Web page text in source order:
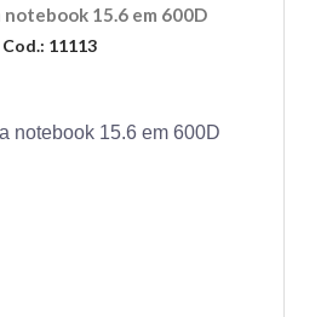
notebook 15.6 em 600D
Cod.: 11113